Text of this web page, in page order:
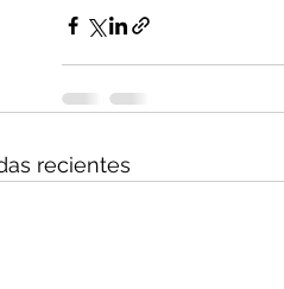
recientes